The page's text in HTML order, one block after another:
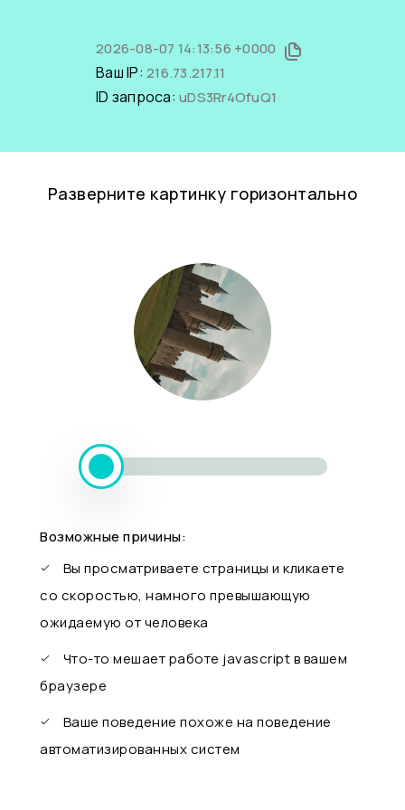
2026-08-07 14:13:56 +0000
Ваш IP: 216.73.217.11
ID запроса: uDS3Rr4OfuQ1
Разверните картинку горизонтально
Возможные причины:
Вы просматриваете страницы и кликаете
со скоростью, намного превышающую
ожидаемую от человека
Что-то мешает работе javascript в вашем
браузере
Ваше поведение похоже на поведение
автоматизированных систем